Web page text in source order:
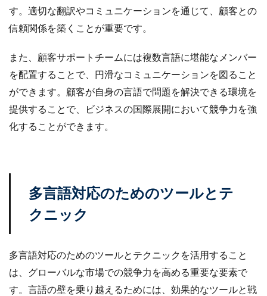
す。適切な翻訳やコミュニケーションを通じて、顧客との
信頼関係を築くことが重要です。
また、顧客サポートチームには複数言語に堪能なメンバー
を配置することで、円滑なコミュニケーションを図ること
ができます。顧客が自身の言語で問題を解決できる環境を
提供することで、ビジネスの国際展開において競争力を強
化することができます。
多言語対応のためのツールとテ
クニック
多言語対応のためのツールとテクニックを活用すること
は、グローバルな市場での競争力を高める重要な要素で
す。言語の壁を乗り越えるためには、効果的なツールと戦